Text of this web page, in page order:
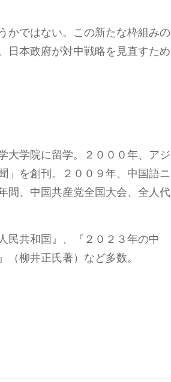
かではない。この新たな枠組みの
日本政府が対中戦略を見直すため
大学院に留学。２０００年、アジ
」を創刊。２００９年、中国語ニ
間、中国共産党全国大会、全人代
民共和国』、『２０２３年の中
柳井正氏著）など多数。